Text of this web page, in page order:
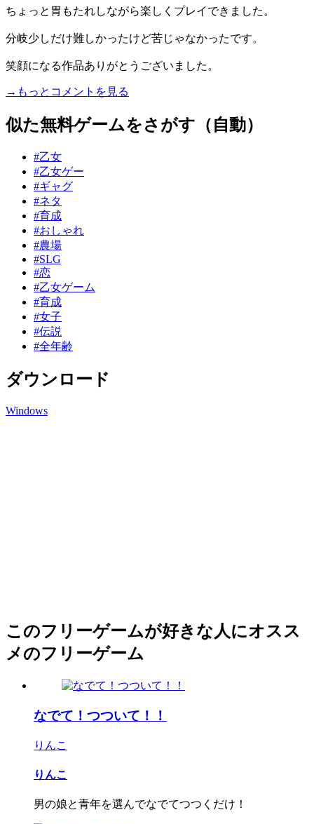
ちょっと胃もたれしながら楽しくプレイできました。
分岐少しだけ難しかったけど苦じゃなかったです。
笑顔になる作品ありがとうございました。
→もっとコメントを見る
似た無料ゲームをさがす（自動）
#乙女
#乙女ゲー
#ギャグ
#ネタ
#育成
#おしゃれ
#農場
#SLG
#恋
#乙女ゲーム
#育成
#女子
#伝説
#全年齢
ダウンロード
Windows
このフリーゲームが好きな人にオスス
メのフリーゲーム
なでて！つついて！！
りんこ
りんこ
男の娘と青年を選んでなでてつつくだけ！